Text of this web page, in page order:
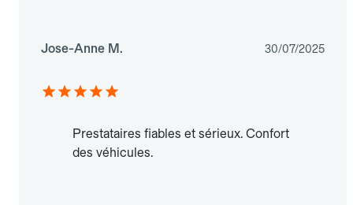
Jose-Anne M. 30/07/2025
Prestataires fiables et sérieux. Confort
des véhicules.